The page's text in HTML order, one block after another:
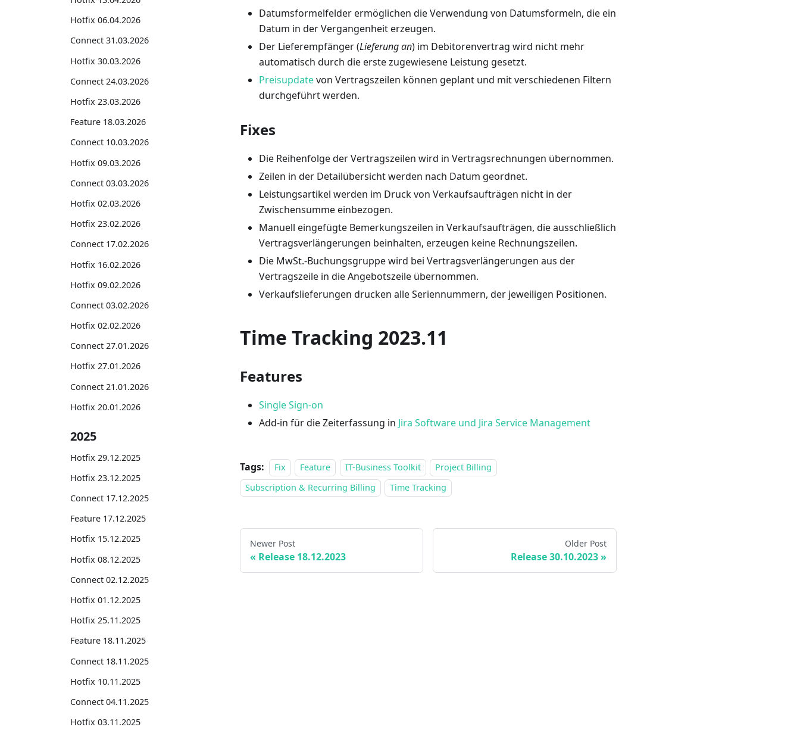
Hotfix 06.04.2026
Connect 31.03.2026
Hotfix 30.03.2026
Connect 24.03.2026
Hotfix 23.03.2026
Feature 18.03.2026
Connect 10.03.2026
Hotfix 09.03.2026
Connect 03.03.2026
Hotfix 02.03.2026
Hotfix 23.02.2026
Connect 17.02.2026
Hotfix 16.02.2026
Hotfix 09.02.2026
Connect 03.02.2026
Hotfix 02.02.2026
Connect 27.01.2026
Hotfix 27.01.2026
Connect 21.01.2026
Hotfix 20.01.2026
2025
Hotfix 29.12.2025
Hotfix 23.12.2025
Connect 17.12.2025
Feature 17.12.2025
Hotfix 15.12.2025
Hotfix 08.12.2025
Connect 02.12.2025
Hotfix 01.12.2025
Hotfix 25.11.2025
Feature 18.11.2025
Connect 18.11.2025
Hotfix 10.11.2025
Connect 04.11.2025
Hotfix 03.11.2025
Datumsformelfelder ermöglichen die Verwendung von Datumsformeln, die ein
Datum in der Vergangenheit erzeugen.
Der Lieferempfänger (Lieferung an) im Debitorenvertrag wird nicht mehr
automatisch durch die erste zugewiesene Leistung gesetzt.
Preisupdatevon Vertragszeilen können geplant und mit verschiedenen Filtern
durchgeführt werden.
Fixes
Die Reihenfolge der Vertragszeilen wird in Vertragsrechnungen übernommen.
Zeilen in der Detailübersicht werden nach Datum geordnet.
Leistungsartikel werden im Druck von Verkaufsaufträgen nicht in der
Zwischensumme einbezogen.
Manuell eingefügte Bemerkungszeilen in Verkaufsaufträgen, die ausschließlich
Vertragsverlängerungen beinhalten, erzeugen keine Rechnungszeilen.
Die MwSt.-Buchungsgruppe wird bei Vertragsverlängerungen aus der
Vertragszeile in die Angebotszeile übernommen.
Verkaufslieferungen drucken alle Seriennummern, der jeweiligen Positionen.
Time Tracking 2023.11
Features
Single Sign-on
Add-in für die Zeiterfassung in Jira Software und Jira Service Management
Tags: Fix Feature IT-Business Toolkit
Project Billing
Subscription & Recurring Billing
Time Tracking
Newer Post
Release 18.12.2023
Older Post
Release 30.10.2023